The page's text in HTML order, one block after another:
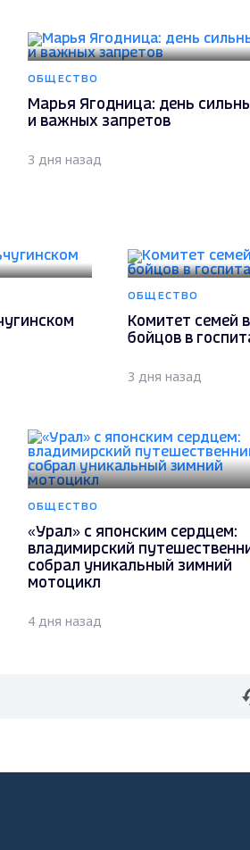
ОБЩЕСТВО
Марья Ягодница: день
и важных запретов
3 дня назад
ОБЩЕСТВО
Комитет семей
бойцов в
3 дня назад
ОБЩЕСТВО
«Урал» с японским сердцем:
владимирский
собрал уникальный зимний
мотоцикл
4 дня назад